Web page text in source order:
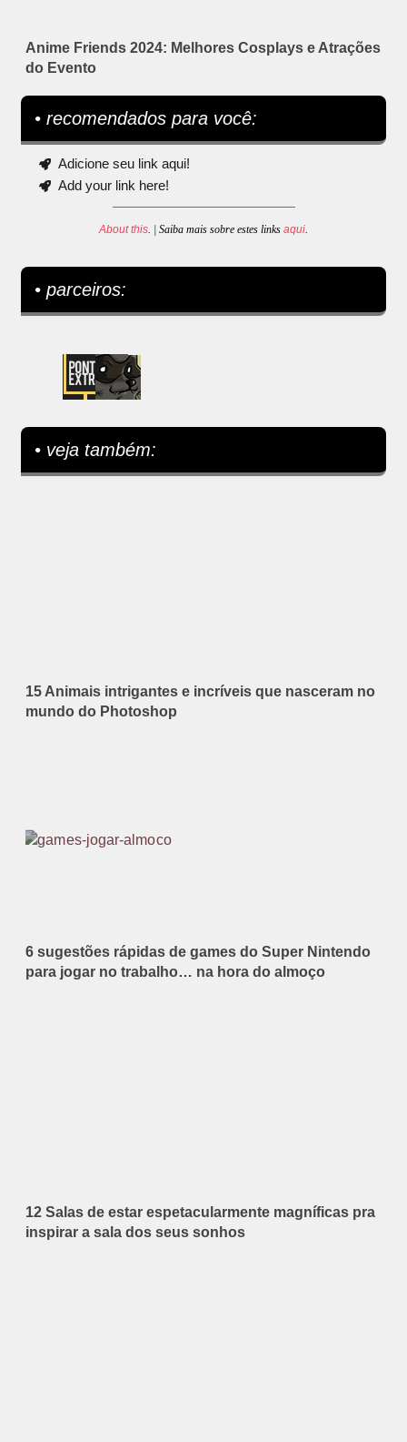
Anime Friends 2024: Melhores Cosplays e Atrações
do Evento
• recomendados para você:
Adicione seu link aqui!
Add your link here!
About this. | Saiba mais sobre estes links aqui.
• parceiros:
• veja também:
15 Animais intrigantes e incríveis que nasceram no
mundo do Photoshop
6 sugestões rápidas de games do Super Nintendo
para jogar no trabalho… na hora do almoço
12 Salas de estar espetacularmente magníficas pra
inspirar a sala dos seus sonhos